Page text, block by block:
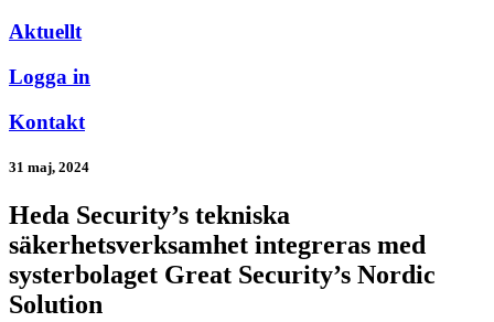
Aktuellt
Logga in
Kontakt
31 maj, 2024
Heda Security’s tekniska
säkerhetsverksamhet integreras med
systerbolaget Great Security’s Nordic
Solution